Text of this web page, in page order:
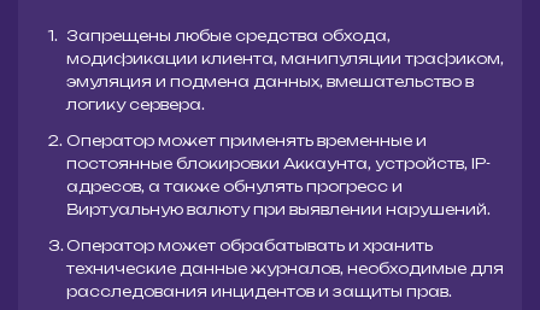
Запрещены любые средства обхода,
модификации клиента, манипуляции трафиком,
эмуляция и подмена данных, вмешательство в
логику сервера.
Оператор может применять временные и
постоянные блокировки Аккаунта, устройств, IP-
адресов, а также обнулять прогресс и
Виртуальную валюту при выявлении нарушений.
Оператор может обрабатывать и хранить
технические данные журналов, необходимые для
расследования инцидентов и защиты прав.